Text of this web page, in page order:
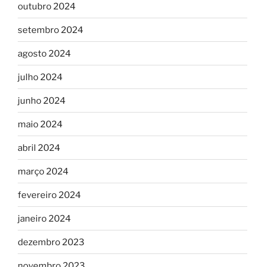
outubro 2024
setembro 2024
agosto 2024
julho 2024
junho 2024
maio 2024
abril 2024
março 2024
fevereiro 2024
janeiro 2024
dezembro 2023